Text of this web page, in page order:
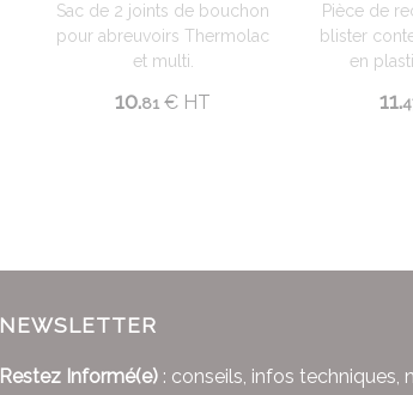
Sac de 2 joints de bouchon
pour abreuvoirs Thermolac
et multi.
10.81 € HT
Pièce de
blister
en
11.
NEWSLETTER
Restez Informé(e) : conseils, infos techniques,